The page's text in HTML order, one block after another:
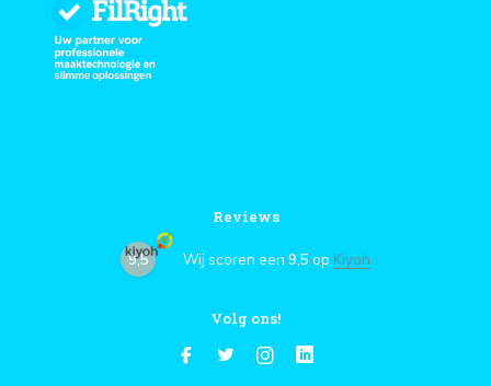
Reviews
9,5 Wij scoren een 9,5 op Kiyoh
Volg ons!